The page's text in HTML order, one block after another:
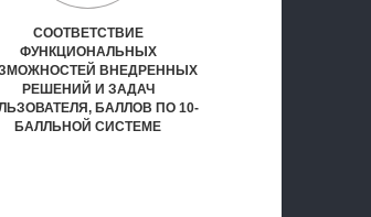
СООТВЕТСТВИЕ
ФУНКЦИОНАЛЬНЫХ
ВНЕДРЕННЫХ
РЕШЕНИЙ И ЗАДАЧ
БАЛЛОВ ПО 10-
БАЛЛЬНОЙ СИСТЕМЕ